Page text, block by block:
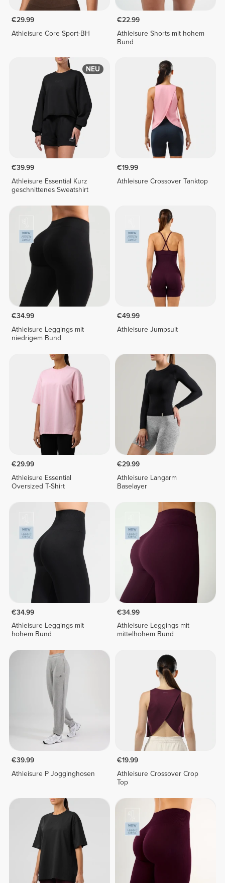
€29.99
Athleisure Core Sport-BH
€22.99
Athleisure Shorts mit hohem
Bund
NEU
€39.99
Athleisure Essential Kurz
geschnittenes Sweatshirt
€19.99
Athleisure Crossover Tanktop
€34.99
Athleisure Leggings mit
niedrigem Bund
€49.99
Athleisure Jumpsuit
€29.99
Athleisure Essential
Oversized T-Shirt
€29.99
Athleisure Langarm
Baselayer
€34.99
Athleisure Leggings mit
hohem Bund
€34.99
Athleisure Leggings mit
mittelhohem Bund
€39.99
Athleisure P Jogginghosen
€19.99
Athleisure Crossover Crop
Top